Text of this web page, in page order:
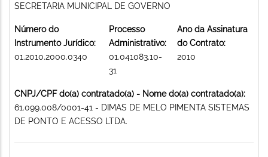
SECRETARIA MUNICIPAL DE GOVERNO
Número do
Instrumento Jurídico:
01.2010.2000.0340
Processo
Administrativo:
01.041083.10-
31
Ano da Assinatura
do Contrato:
2010
CNPJ/CPF do(a) contratado(a) - Nome do(a) contratado(a):
61.099.008/0001-41 - DIMAS DE MELO PIMENTA SISTEMAS
DE PONTO E ACESSO LTDA.